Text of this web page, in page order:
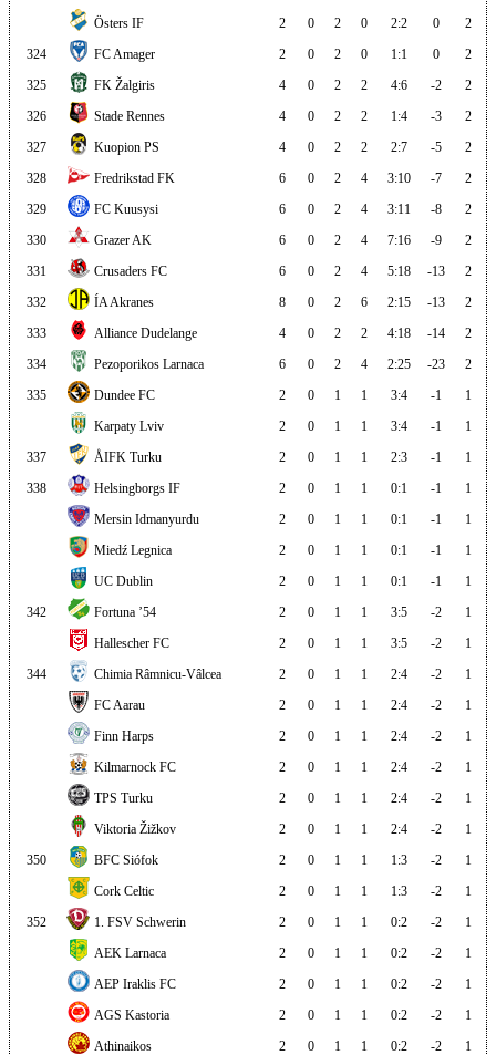
Östers IF
2 0 2 0 2:2 0
2
324
FC Amager 2 0 2 0 1:1 0
2
325
FK Žalgiris 4 0 2 2 4:6 -2
2
326
Stade Rennes 4 0 2 2 1:4 -3
2
327
Kuopion PS 4 0 2 2 2:7 -5
2
328
Fredrikstad FK 6 0 2 4 3:10 -7
2
329
FC Kuusysi 6 0 2 4 3:11 -8
2
330
Grazer AK 6 0 2 4 7:16 -9
2
331
Crusaders FC 6 0 2 4 5:18 -13
2
332
ÍA Akranes 8 0 2 6 2:15 -13
2
333
Alliance Dudelange 4 0 2 2 4:18 -14
2
334
Pezoporikos Larnaca 6 0 2 4 2:25 -23
2
335
Dundee FC 2 0 1 1 3:4 -1
1
Karpaty Lviv
2 0 1 1 3:4 -1
1
337
ÅIFK Turku 2 0 1 1 2:3 -1
1
338
Helsingborgs IF 2 0 1 1 0:1 -1
1
Mersin Idmanyurdu
2 0 1 1 0:1 -1
1
Miedź Legnica
2 0 1 1 0:1 -1
1
UC Dublin
2 0 1 1 0:1 -1
1
342
Fortuna ’54 2 0 1 1 3:5 -2
1
Hallescher FC
2 0 1 1 3:5 -2
1
344
Chimia Râmnicu-Vâlcea 2 0 1 1 2:4 -2
1
FC Aarau
2 0 1 1 2:4 -2
1
Finn Harps
2 0 1 1 2:4 -2
1
Kilmarnock FC
2 0 1 1 2:4 -2
1
TPS Turku
2 0 1 1 2:4 -2
1
Viktoria Žižkov
2 0 1 1 2:4 -2
1
350
BFC Siófok 2 0 1 1 1:3 -2
1
Cork Celtic
2 0 1 1 1:3 -2
1
352
1. FSV Schwerin 2 0 1 1 0:2 -2
1
AEK Larnaca
2 0 1 1 0:2 -2
1
AEP Iraklis FC
2 0 1 1 0:2 -2
1
AGS Kastoria
2 0 1 1 0:2 -2
1
Athinaikos
2 0 1 1 0:2 -2
1